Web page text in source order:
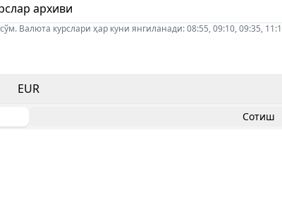
архиви
Валюта курслари ҳар куни янгиланади: 08:55, 09:10, 09:35,
EUR
Сотиш